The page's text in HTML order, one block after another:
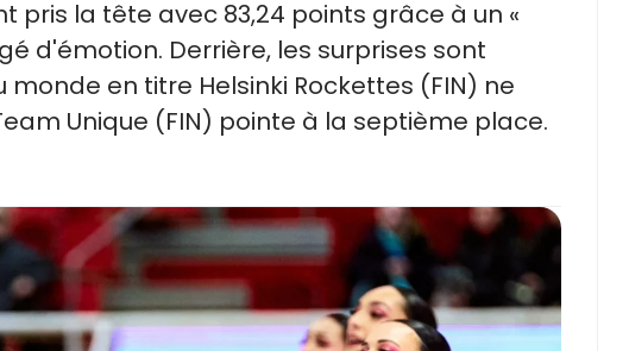
pris la tête avec 83,24 points grâce à un «
d'émotion. Derrière, les surprises sont
en titre Helsinki Rockettes (FIN) ne
Unique (FIN) pointe à la septième place.